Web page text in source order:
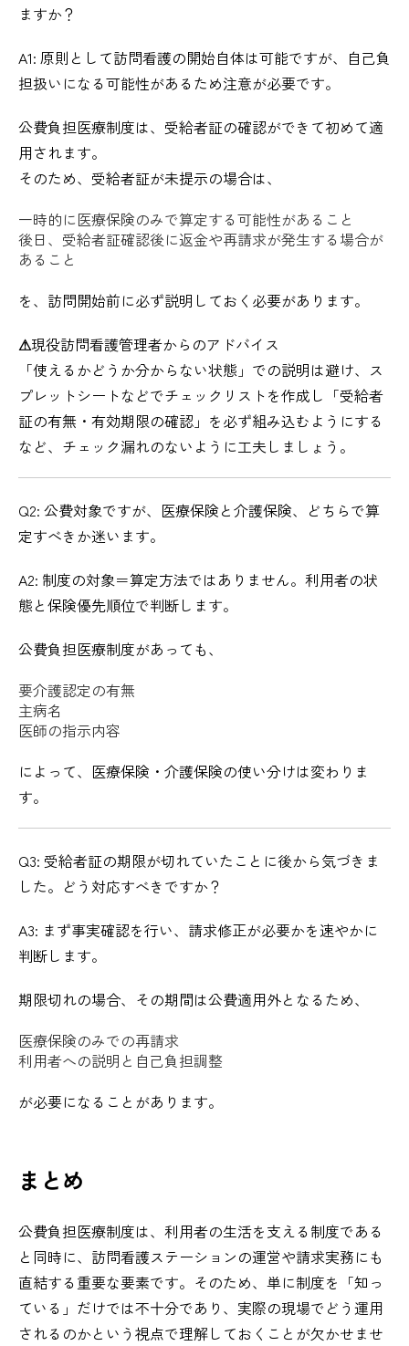
ますか？
A1: 原則として訪問看護の開始自体は可能ですが、自己負
担扱いになる可能性があるため注意が必要です。
公費負担医療制度は、受給者証の確認ができて初めて適
用されます。
そのため、受給者証が未提示の場合は、
一時的に医療保険のみで算定する可能性があること
後日、受給者証確認後に返金や再請求が発生する場合が
あること
を、訪問開始前に必ず説明しておく必要があります。
⚠︎現役訪問看護管理者からのアドバイス
「使えるかどうか分からない状態」での説明は避け、ス
プレットシートなどでチェックリストを作成し「受給者
証の有無・有効期限の確認」を必ず組み込むようにする
など、チェック漏れのないように工夫しましょう。
Q2: 公費対象ですが、医療保険と介護保険、どちらで算
定すべきか迷います。
A2: 制度の対象＝算定方法ではありません。利用者の状
態と保険優先順位で判断します。
公費負担医療制度があっても、
要介護認定の有無
主病名
医師の指示内容
によって、医療保険・介護保険の使い分けは変わりま
す。
Q3: 受給者証の期限が切れていたことに後から気づきま
した。どう対応すべきですか？
A3: まず事実確認を行い、請求修正が必要かを速やかに
判断します。
期限切れの場合、その期間は公費適用外となるため、
医療保険のみでの再請求
利用者への説明と自己負担調整
が必要になることがあります。
まとめ
公費負担医療制度は、利用者の生活を支える制度である
と同時に、訪問看護ステーションの運営や請求実務にも
直結する重要な要素です。そのため、単に制度を「知っ
ている」だけでは不十分であり、実際の現場でどう運用
されるのかという視点で理解しておくことが欠かせませ